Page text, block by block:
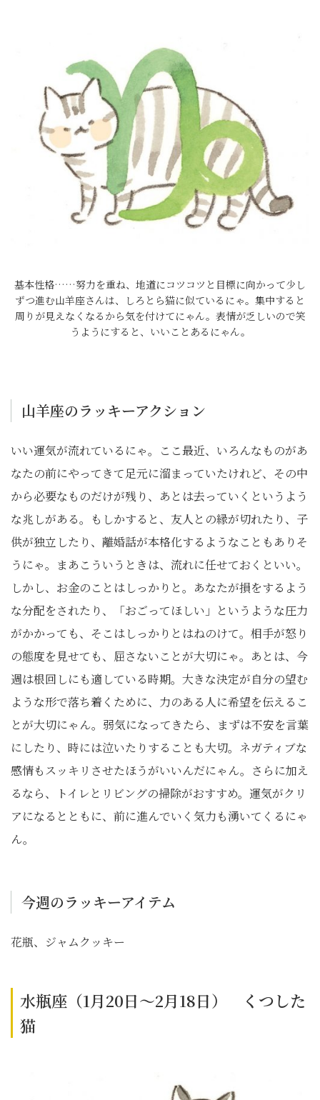
基本性格……努力を重ね、地道にコツコツと目標に向かって少し
ずつ進む山羊座さんは、しろとら猫に似ているにゃ。集中すると
周りが見えなくなるから気を付けてにゃん。表情が乏しいので笑
うようにすると、いいことあるにゃん。
山羊座のラッキーアクション
いい運気が流れているにゃ。ここ最近、いろんなものがあ
なたの前にやってきて足元に溜まっていたけれど、その中
から必要なものだけが残り、あとは去っていくというよう
な兆しがある。もしかすると、友人との縁が切れたり、子
供が独立したり、離婚話が本格化するようなこともありそ
うにゃ。まあこういうときは、流れに任せておくといい。
しかし、お金のことはしっかりと。あなたが損をするよう
な分配をされたり、「おごってほしい」というような圧力
がかかっても、そこはしっかりとはねのけて。相手が怒り
の態度を見せても、屈さないことが大切にゃ。あとは、今
週は根回しにも適している時期。大きな決定が自分の望む
ような形で落ち着くために、力のある人に希望を伝えるこ
とが大切にゃん。弱気になってきたら、まずは不安を言葉
にしたり、時には泣いたりすることも大切。ネガティブな
感情もスッキリさせたほうがいいんだにゃん。さらに加え
るなら、トイレとリビングの掃除がおすすめ。運気がクリ
アになるとともに、前に進んでいく気力も湧いてくるにゃ
ん。
今週のラッキーアイテム
花瓶、ジャムクッキー
水瓶座（1月20日～2月18日） くつした
猫